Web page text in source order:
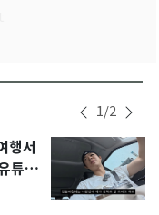
1/2
행서
튜브